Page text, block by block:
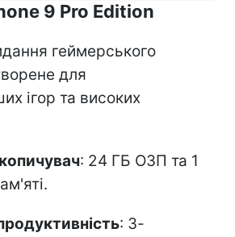
9 Pro Edition
геймерського
для
ігор та високих
: 24 ГБ ОЗП та 1
: 3-